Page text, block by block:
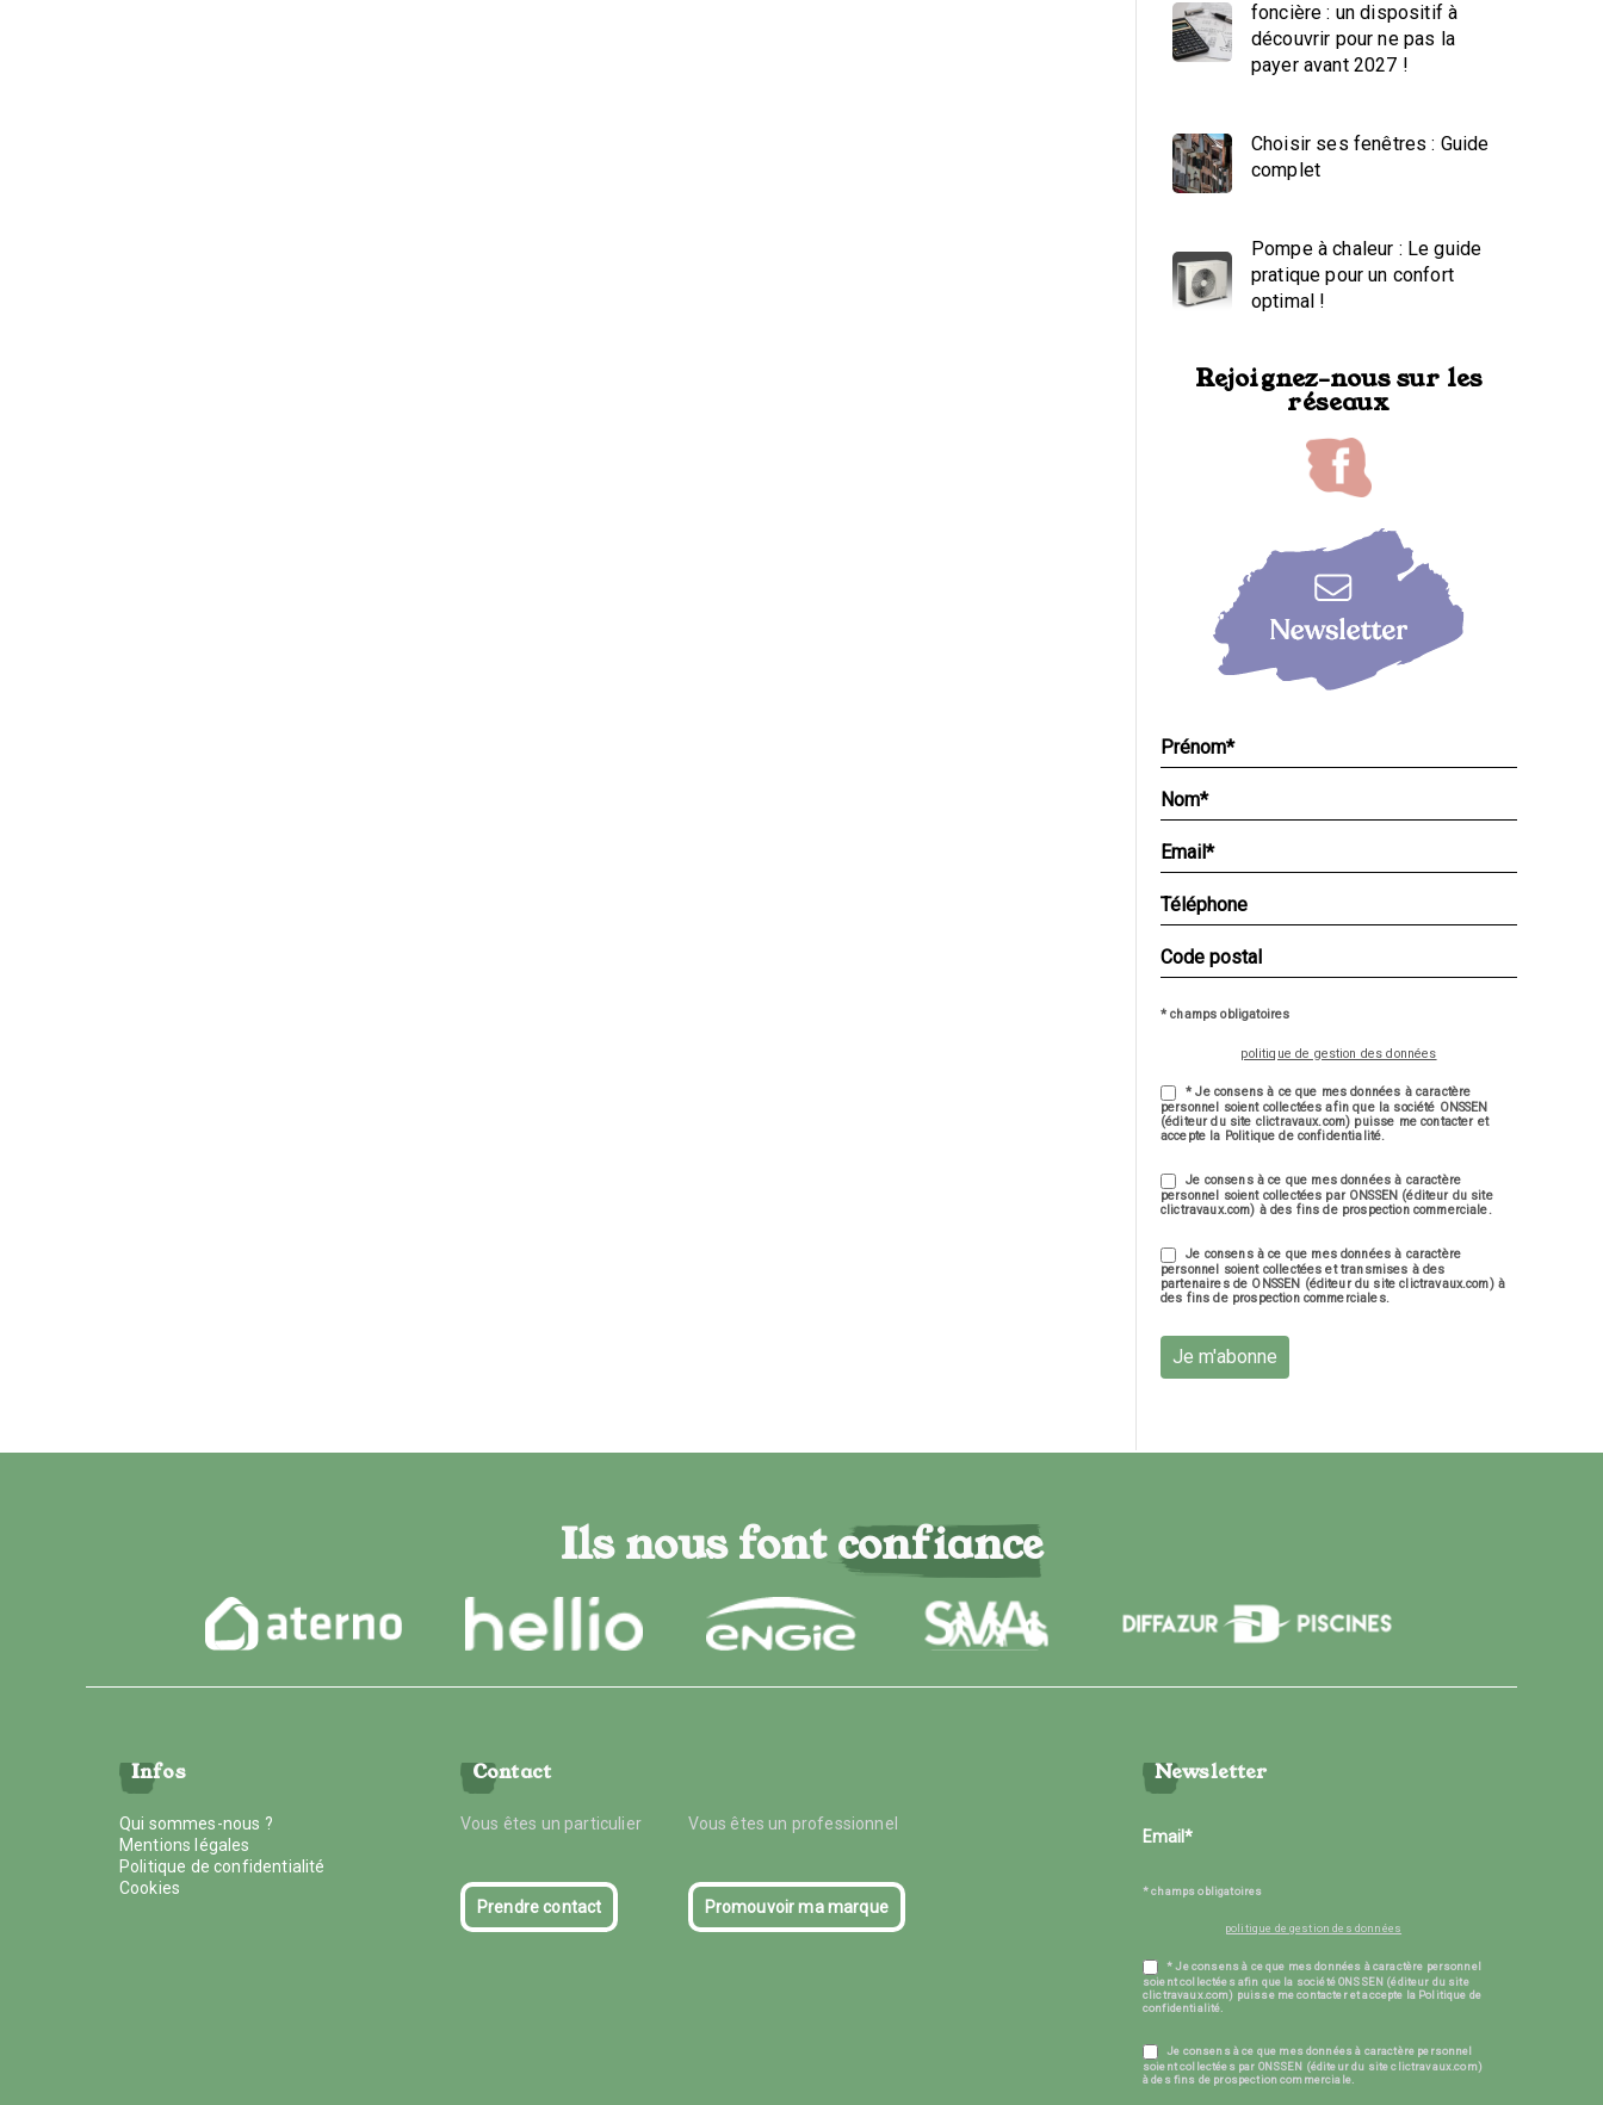
foncière : un dispositif à
découvrir pour ne pas la
payer avant 2027 !
Choisir ses fenêtres : Guide
complet
Pompe à chaleur : Le guide
pratique pour un confort
optimal !
Rejoignez-nous sur les
réseaux
* champs obligatoires
politique de gestion des données
* Je consens à ce que mes données à caractère
personnel soient collectées afin que la société ONSSEN
(éditeur du site clictravaux.com) puisse me contacter et
accepte la Politique de confidentialité.
Je consens à ce que mes données à caractère
personnel soient collectées par ONSSEN (éditeur du site
clictravaux.com) à des fins de prospection commerciale.
Je consens à ce que mes données à caractère
personnel soient collectées et transmises à des
partenaires de ONSSEN (éditeur du site clictravaux.com) à
des fins de prospection commerciales.
Je m'abonne
Ils nous font confiance
Infos
Qui sommes-nous ?
Mentions légales
Politique de confidentialité
Cookies
Contact
Vous êtes un particulier Vous êtes un professionnel
Prendre contact Promouvoir ma marque
Newsletter
* champs obligatoires
politique de gestion des données
* Je consens à ce que mes données à caractère personnel
soient collectées afin que la société ONSSEN (éditeur du site
clictravaux.com) puisse me contacter et accepte la Politique de
confidentialité.
Je consens à ce que mes données à caractère personnel
soient collectées par ONSSEN (éditeur du site clictravaux.com)
à des fins de prospection commerciale.